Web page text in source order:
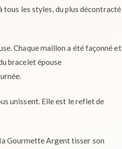
tous les styles, du plus décontracté
Chaque maillon a été façonné et
bracelet épouse
unissent. Elle est le reflet de
Gourmette Argent tisser son